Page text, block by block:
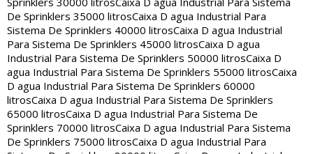
De Sprinklers 35000 litrosCaixa D agua Industrial Para
Sistema De Sprinklers 40000 litrosCaixa D agua Industrial
Para Sistema De Sprinklers 45000 litrosCaixa D agua
Industrial Para Sistema De Sprinklers 50000 litrosCaixa D
agua Industrial Para Sistema De Sprinklers 55000 litrosCaixa
D agua Industrial Para Sistema De Sprinklers 60000
litrosCaixa D agua Industrial Para Sistema De Sprinklers
65000 litrosCaixa D agua Industrial Para Sistema De
Sprinklers 70000 litrosCaixa D agua Industrial Para Sistema
De Sprinklers 75000 litrosCaixa D agua Industrial Para